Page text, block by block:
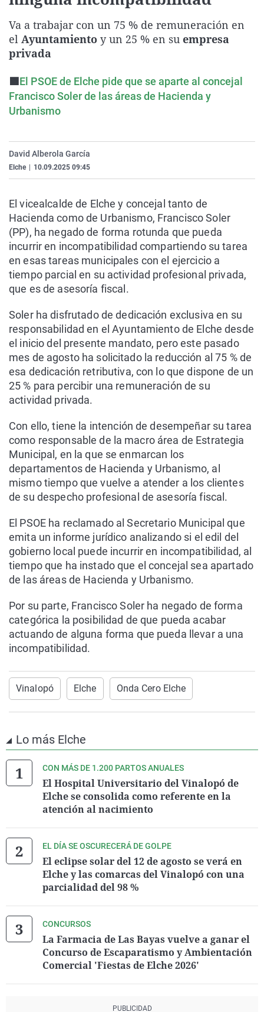
Gente viajera
Retornados
Galicia
País Vasco
Televisión
Va a trabajar con un 75 % de remuneración en
el Ayuntamiento y un 25 % en su empresa
privada
🟩El PSOE de Elche pide que se aparte al concejal
Francisco Soler de las áreas de Hacienda y
Urbanismo
David Alberola García
Elche 10.09.2025 09:45
El vicealcalde de Elche y concejal tanto de
Hacienda como de Urbanismo, Francisco Soler
(PP), ha negado de forma rotunda que pueda
incurrir en incompatibilidad compartiendo su tarea
en esas tareas municipales con el ejercicio a
tiempo parcial en su actividad profesional privada,
que es de asesoría fiscal.
Soler ha disfrutado de dedicación exclusiva en su
responsabilidad en el Ayuntamiento de Elche desde
el inicio del presente mandato, pero este pasado
mes de agosto ha solicitado la reducción al 75 % de
esa dedicación retributiva, con lo que dispone de un
25 % para percibir una remuneración de su
actividad privada.
Con ello, tiene la intención de desempeñar su tarea
como responsable de la macro área de Estrategia
Municipal, en la que se enmarcan los
departamentos de Hacienda y Urbanismo, al
mismo tiempo que vuelve a atender a los clientes
de su despecho profesional de asesoría fiscal.
El PSOE ha reclamado al Secretario Municipal que
emita un informe jurídico analizando si el edil del
gobierno local puede incurrir en incompatibilidad, al
tiempo que ha instado que el concejal sea apartado
de las áreas de Hacienda y Urbanismo.
Por su parte, Francisco Soler ha negado de forma
categórica la posibilidad de que pueda acabar
actuando de alguna forma que pueda llevar a una
incompatibilidad.
Vinalopó Elche Onda Cero Elche
Lo más Elche
CON MÁS DE 1.200 PARTOS ANUALES
El Hospital Universitario del Vinalopó de
Elche se consolida como referente en la
atención al nacimiento
EL DÍA SE OSCURECERÁ DE GOLPE
El eclipse solar del 12 de agosto se verá en
Elche y las comarcas del Vinalopó con una
parcialidad del 98 %
CONCURSOS
La Farmacia de Las Bayas vuelve a ganar el
Concurso de Escaparatismo y Ambientación
Comercial 'Fiestas de Elche 2026'